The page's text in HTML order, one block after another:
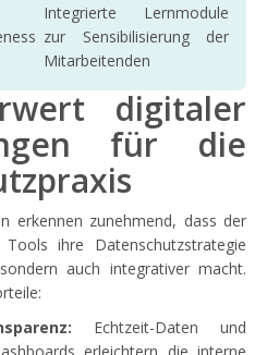
Integrierte Lernmodule
zur Sensibilisierung der
Mitarbeitenden
digitaler
für die
erkennen zunehmend, dass der
Tools ihre Datenschutzstrategie
auch integrativer macht.
Echtzeit-Daten und